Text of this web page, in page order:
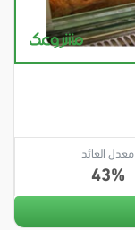
معدل العائد
43